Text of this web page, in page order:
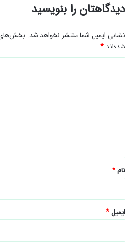
دیدگاهتان را بنویسید
نشانی ایمیل شما منتشر نخواهد شد. بخش‌های
شده‌اند *
نام*
ایمیل*